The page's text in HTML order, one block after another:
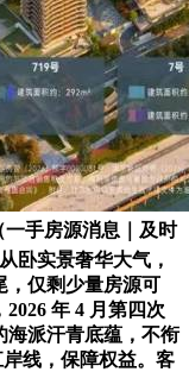
手房源消息｜及时
卧实景奢华大气，
，仅剩少量房源可
年 4 月第四次
海派汗青底蕴，不衔
线，保障权益。客